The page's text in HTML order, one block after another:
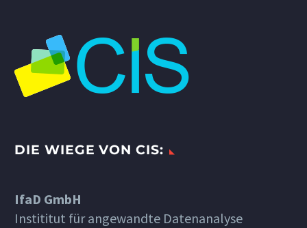
DIE WIEGE VON CIS:
IfaD GmbH
Instititut für angewandte Datenanalyse